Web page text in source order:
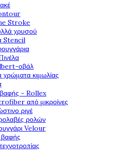
Stroke
χρυσού
Stencil
οβάλ
χρώματα κιμωλίας
- Rollex
από μικροίνες
ριγέ
ρολών
Velour